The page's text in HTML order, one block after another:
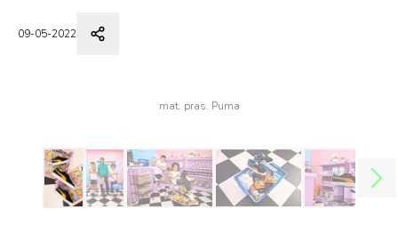
09-05-2022
mat. pras. Puma